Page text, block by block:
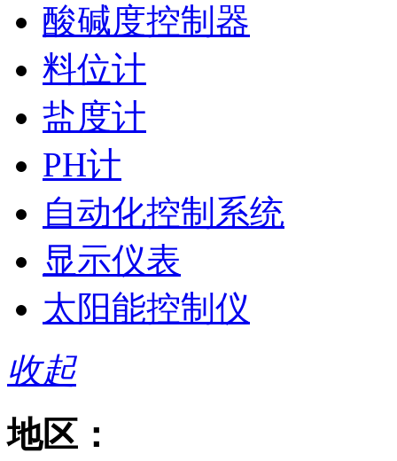
酸碱度控制器
料位计
盐度计
PH计
自动化控制系统
显示仪表
太阳能控制仪
收起
地区：